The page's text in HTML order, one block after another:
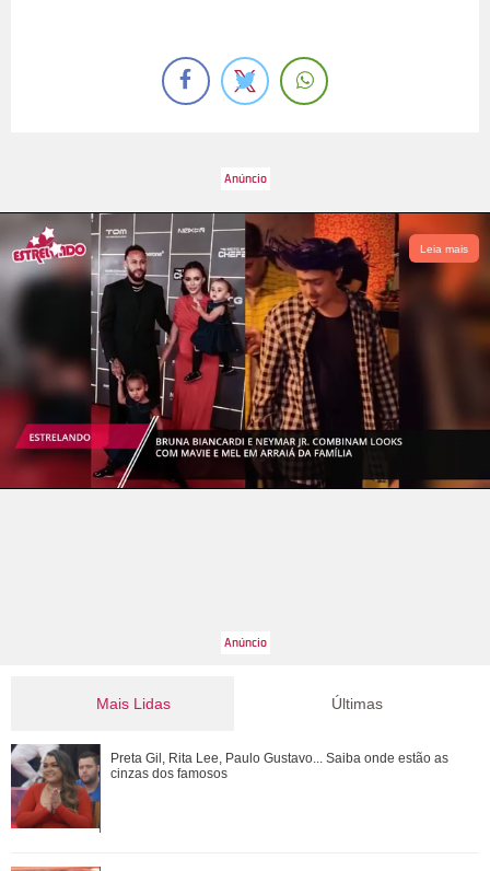
Leia mais
Mais Lidas
Bruna Marquezine, Camila Cabello, Hailey Bieber...
Relembre os amores - e affairs - de Shawn ...
Últimas
Preta Gil, Rita Lee, Paulo Gustavo... Saiba onde estão as
cinzas dos famosos